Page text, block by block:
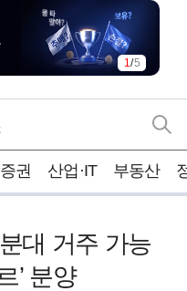
1/5
증권 산업·IT 부동산
대 거주 가능
’ 분양